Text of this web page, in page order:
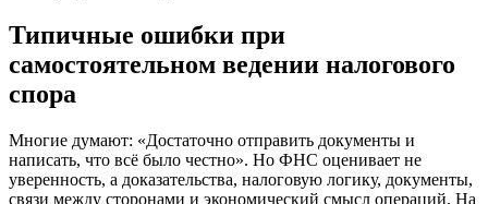
Типичные ошибки при
самостоятельном ведении налогового
спора
Многие думают: «Достаточно отправить документы и
написать, что всё было честно». Но ФНС оценивает не
уверенность, а доказательства, налоговую логику, документы,
связи между сторонами и экономический смысл операций. На